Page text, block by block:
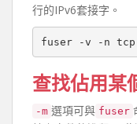
行的IPv6套接字。
查找佔用某
-m 選項可與 fuser